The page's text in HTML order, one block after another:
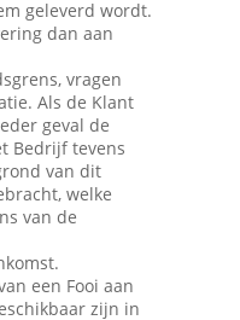
geleverd wordt.
dan aan
vragen
Als de Klant
geval de
Bedrijf tevens
van dit
welke
van de
een Fooi aan
zijn in